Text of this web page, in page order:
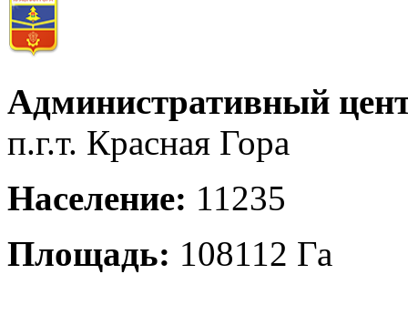
Административный
п.г.т. Красная Гора
Население: 11235
Площадь: 108112 Га